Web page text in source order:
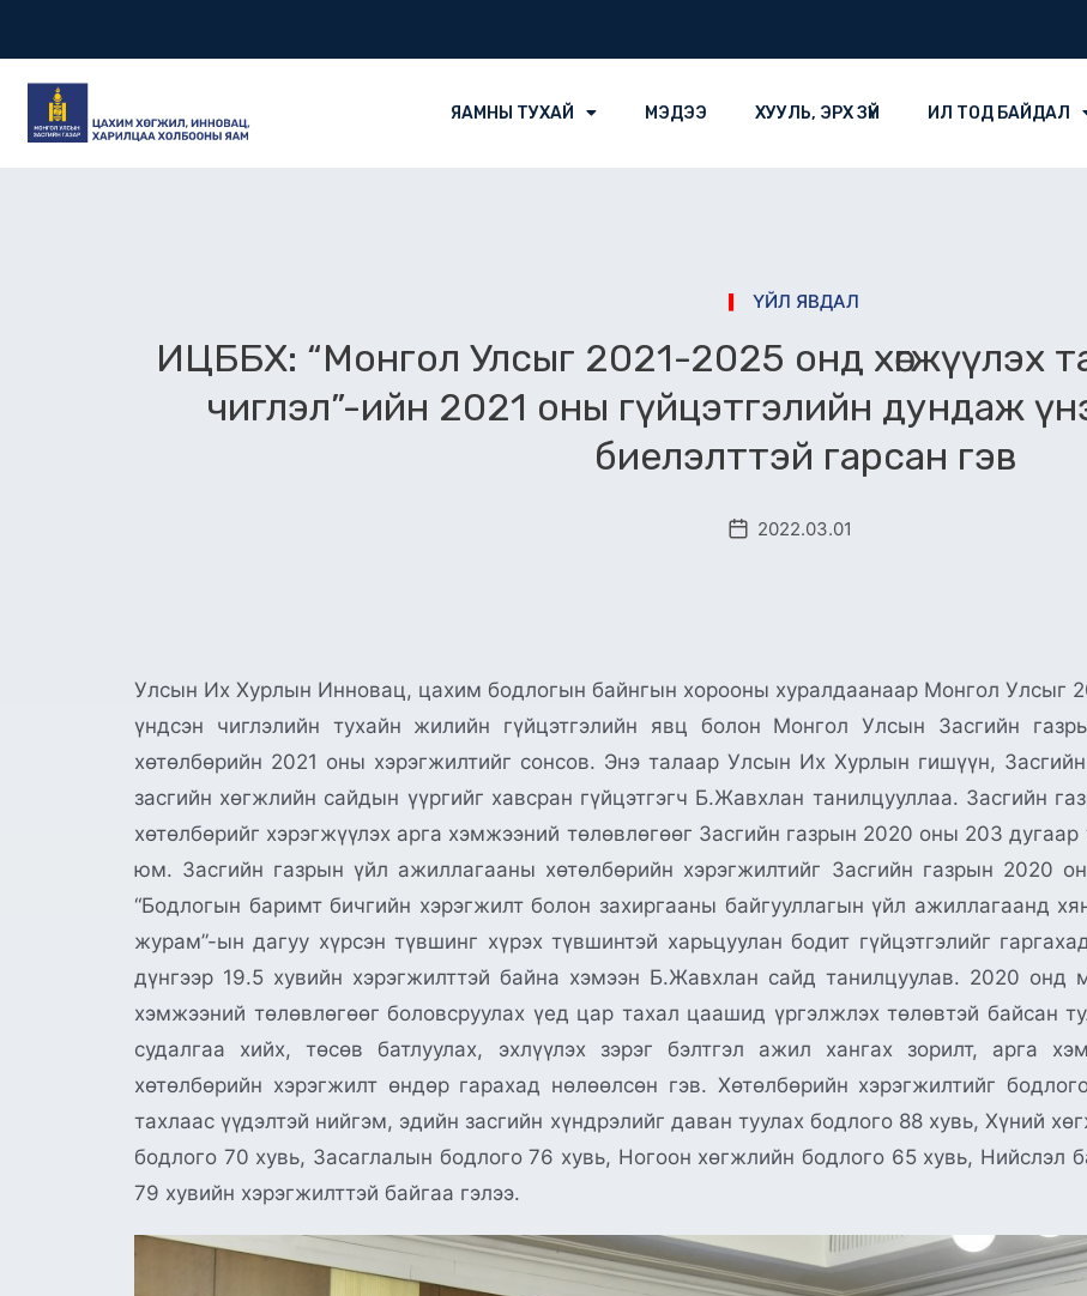
ЯАМНЫ ТУХАЙ МЭДЭЭ ХУУЛЬ, ЭРХ ЗҮЙ ИЛ ТОД БАЙДАЛ
ҮЙЛ ЯВДАЛ
ИЦББХ: “Монгол Улсыг 2021-2025 онд хөгжүүлэх
чиглэл”-ийн 2021 оны гүйцэтгэлийн дундаж
биелэлттэй гарсан гэв
2022.03.01
Улсын Их Хурлын Инновац, цахим бодлогын байнгын хорооны хуралдаанаар Монгол Улсыг
үндсэн чиглэлийн тухайн жилийн гүйцэтгэлийн явц болон Монгол Улсын Засгийн
хөтөлбөрийн 2021 оны хэрэгжилтийг сонсов. Энэ талаар Улсын Их Хурлын гишүүн,
засгийн хөгжлийн сайдын үүргийг хавсран гүйцэтгэгч Б.Жавхлан танилцууллаа. Засгийн
хөтөлбөрийг хэрэгжүүлэх арга хэмжээний төлөвлөгөөг Засгийн газрын 2020 оны 203
юм. Засгийн газрын үйл ажиллагааны хөтөлбөрийн хэрэгжилтийг Засгийн газрын 2020
“Бодлогын баримт бичгийн хэрэгжилт болон захиргааны байгууллагын үйл ажиллагаанд
журам”-ын дагуу хүрсэн түвшинг хүрэх түвшинтэй харьцуулан бодит гүйцэтгэлийг
дүнгээр 19.5 хувийн хэрэгжилттэй байна хэмээн Б.Жавхлан сайд танилцуулав. 2020 онд
хэмжээний төлөвлөгөөг боловсруулах үед цар тахал цаашид үргэлжлэх төлөвтэй байсан
судалгаа хийх, төсөв батлуулах, эхлүүлэх зэрэг бэлтгэл ажил хангах зорилт, арга
хөтөлбөрийн хэрэгжилт өндөр гарахад нөлөөлсөн гэв. Хөтөлбөрийн хэрэгжилтийг
тахлаас үүдэлтэй нийгэм, эдийн засгийн хүндрэлийг даван туулах бодлого 88 хувь, Хүний
бодлого 70 хувь, Засаглалын бодлого 76 хувь, Ногоон хөгжлийн бодлого 65 хувь, Нийслэл
79 хувийн хэрэгжилттэй байгаа гэлээ.